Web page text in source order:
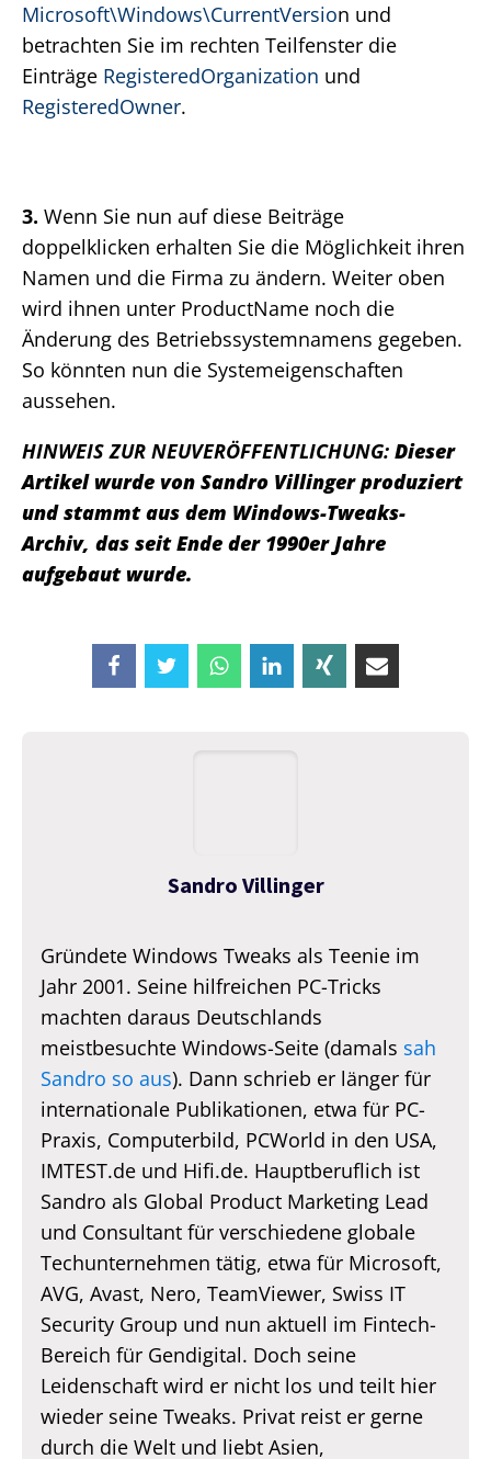
Microsoft\Windows\CurrentVersion und
betrachten Sie im rechten Teilfenster die
Einträge RegisteredOrganization und
RegisteredOwner.
3. Wenn Sie nun auf diese Beiträge
doppelklicken erhalten Sie die Möglichkeit ihren
Namen und die Firma zu ändern. Weiter oben
wird ihnen unter ProductName noch die
Änderung des Betriebssystemnamens gegeben.
So könnten nun die Systemeigenschaften
aussehen.
HINWEIS ZUR NEUVERÖFFENTLICHUNG: Dieser
Artikel wurde von Sandro Villinger produziert
und stammt aus dem Windows-Tweaks-
Archiv, das seit Ende der 1990er Jahre
aufgebaut wurde.
Sandro Villinger
Gründete Windows Tweaks als Teenie im
Jahr 2001. Seine hilfreichen PC-Tricks
machten daraus Deutschlands
meistbesuchte Windows-Seite (damals sah
Sandro so aus). Dann schrieb er länger für
internationale Publikationen, etwa für PC-
Praxis, Computerbild, PCWorld in den USA,
IMTEST.de und Hifi.de. Hauptberuflich ist
Sandro als Global Product Marketing Lead
und Consultant für verschiedene globale
Techunternehmen tätig, etwa für Microsoft,
AVG, Avast, Nero, TeamViewer, Swiss IT
Security Group und nun aktuell im Fintech-
Bereich für Gendigital. Doch seine
Leidenschaft wird er nicht los und teilt hier
wieder seine Tweaks. Privat reist er gerne
durch die Welt und liebt Asien,